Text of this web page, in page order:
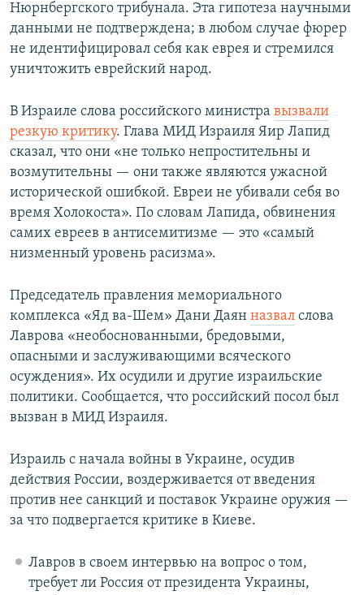
Нюрнбергского трибунала. Эта гипотеза научными
данными не подтверждена; в любом случае фюрер
не идентифицировал себя как еврея и стремился
уничтожить еврейский народ.
В Израиле слова российского министра вызвали
резкую критику. Глава МИД Израиля Яир Лапид
сказал, что они «не только непростительны и
возмутительны — они также являются ужасной
исторической ошибкой. Евреи не убивали себя во
время Холокоста». По словам Лапида, обвинения
самих евреев в антисемитизме — это «самый
низменный уровень расизма».
Председатель правления мемориального
комплекса «Яд ва-Шем» Дани Даян назвал слова
Лаврова «необоснованными, бредовыми,
опасными и заслуживающими всяческого
осуждения». Их осудили и другие израильские
политики. Сообщается, что российский посол был
вызван в МИД Израиля.
Израиль с начала войны в Украине, осудив
действия России, воздерживается от введения
против нее санкций и поставок Украине оружия —
за что подвергается критике в Киеве.
Лавров в своем интервью на вопрос о том,
требует ли Россия от президента Украины,